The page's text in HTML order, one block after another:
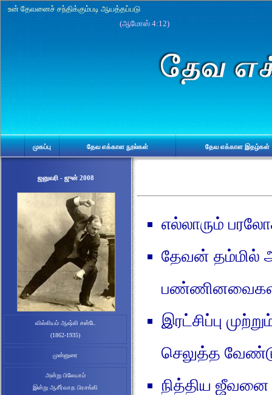
எல்லாரும்
தேவன் தம்மில்
இரட்சிப்பு
செலுத்த
நித்திய ஜீவனை